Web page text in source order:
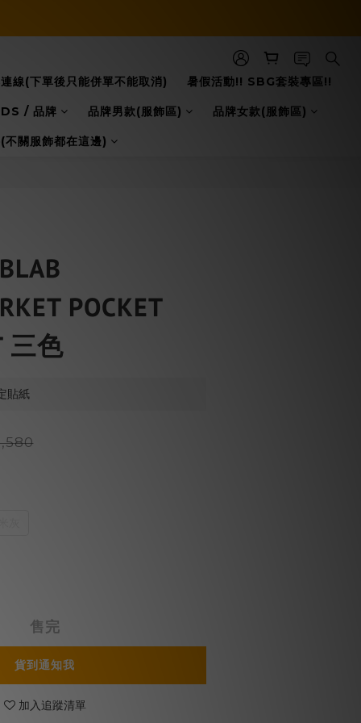
線(下單後只能併單不能取消) 暑假活動!! SBG套裝專區!!
/ 品牌 品牌男款(服飾區) 品牌女款(服飾區)
關服飾都在這邊)
POCKET
三色
貼紙
售完
貨到通知我
加入追蹤清單